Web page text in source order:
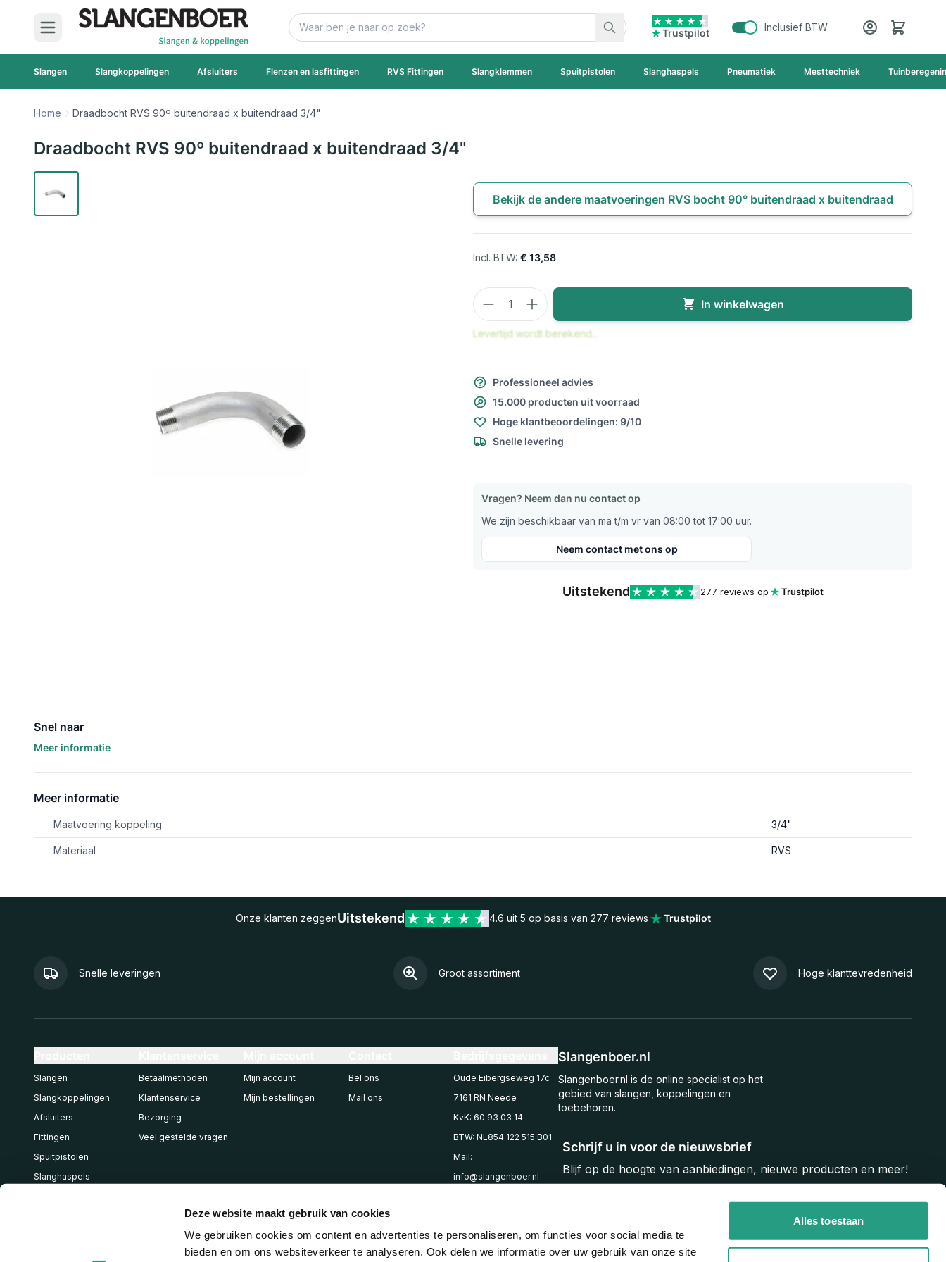
Deze website maakt gebruik van cookies
We gebruiken cookies om content en advertenties te personaliseren, om functies voor social media te
bieden en om ons websiteverkeer te analyseren. Ook delen we informatie over uw gebruik van onze site
Alles toestaan
Ga naar de inhoud
Zoek
Trustpilot
Inclusief BTW Cart
Slangen Slangkoppelingen Afsluiters Flenzen en lasfittingen RVS Fittingen Slangklemmen Spuitpistolen Slanghaspels Pneumatiek Mesttechniek
Home Draadbocht RVS 90º buitendraad x buitendraad 3/4"
Draadbocht RVS 90º buitendraad x buitendraad 3/4"
Bekijk de andere maatvoeringen RVS bocht 90° buitendraad x buitendraad
€ 13,58
Aantal
In winkelwagen
Levertijd wordt berekend...
Professioneel advies
15.000 producten uit voorraad
Hoge klantbeoordelingen: 9/10
Snelle levering
Vragen? Neem dan nu contact op
We zijn beschikbaar van ma t/m vr van 08:00 tot 17:00 uur.
Neem contact met ons op
Uitstekend 277 reviews op Trustpilot
Snel naar
Meer informatie
Meer informatie
Maatvoering koppeling 3/4"
Materiaal RVS
Onze klanten zeggenUitstekend 4.6 uit 5 op basis van 277 reviews Trustpilot
Snelle leveringen Groot assortiment Hoge klanttevredenheid
Schrijf u in voor de nieuwsbrief
Blijf op de hoogte van aanbiedingen, nieuwe producten en meer!
Slangenboer.nl
Slangenboer.nl is de online specialist op het
gebied van slangen, koppelingen en
toebehoren.
Slangen
Slangkoppelingen
Afsluiters
Fittingen
Spuitpistolen
Slanghaspels
Betaalmethoden
Klantenservice
Bezorging
Veel gestelde vragen
Mijn account
Mijn bestellingen
Bel ons
Mail ons
Oude Eibergseweg 17c
7161 RN Neede
KvK: 60 93 03 14
BTW: NL854 122 515 B01
Mail:
info@slangenboer.nl